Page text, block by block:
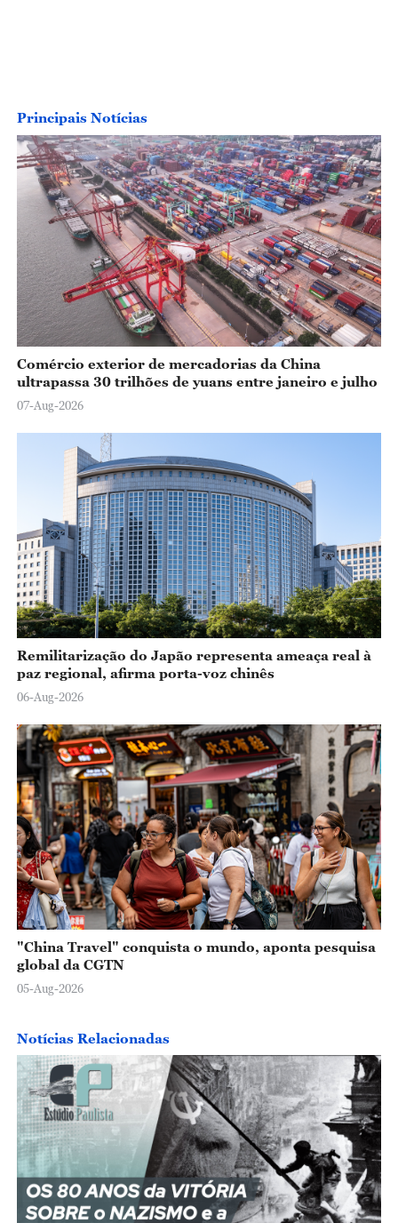
Principais Notícias
Comércio exterior de mercadorias da China
ultrapassa 30 trilhões de yuans entre janeiro e julho
07-Aug-2026
Remilitarização do Japão representa ameaça real à
paz regional, afirma porta-voz chinês
06-Aug-2026
"China Travel" conquista o mundo, aponta pesquisa
global da CGTN
05-Aug-2026
Notícias Relacionadas